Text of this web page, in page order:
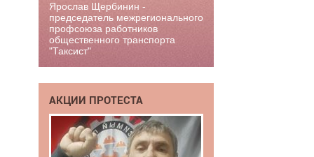
Ярослав Щербинин -
председатель межрегионального
профсоюза работников
общественного транспорта
"Таксист"
АКЦИИ ПРОТЕСТА